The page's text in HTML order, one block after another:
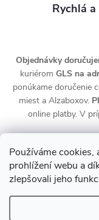
Používáme
prohlížení webu a
zlepšovali jeho
Rychlá
Objednávky
kuriérom GLS na
ponúkame doručenie
miest a Alzaboxov.
online platby. V